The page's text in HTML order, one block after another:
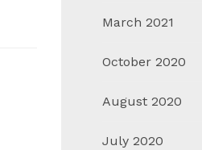
March 2021
October 2020
August 2020
July 2020